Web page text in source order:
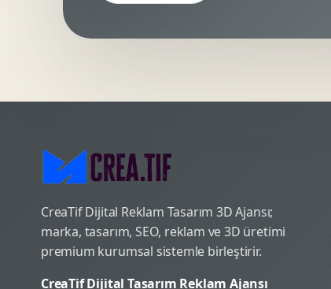
CreaTif Dijital Reklam Tasarım 3D Ajansı;
marka, tasarım, SEO, reklam ve 3D üretimi
premium kurumsal sistemle birleştirir.
CreaTif Dijital Tasarım Reklam Ajansı